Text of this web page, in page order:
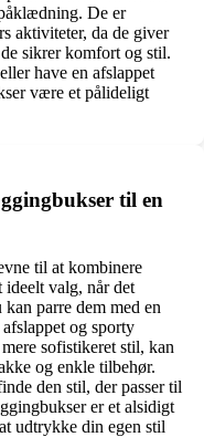
De er
aktiviteter, da de giver
sikrer komfort og stil.
have en afslappet
være et pålideligt
til en
til at kombinere
valg, når det
parre dem med en
og sporty
sofistikeret stil, kan
og enkle tilbehør.
den stil, der passer til
er et alsidigt
udtrykke din egen stil